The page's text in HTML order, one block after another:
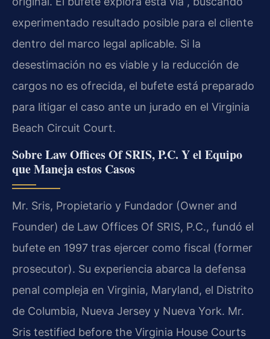
experimentado resultado posible para el cliente
dentro del marco legal aplicable. Si la
desestimación no es viable y la reducción de
cargos no es ofrecida, el bufete está preparado
para litigar el caso ante un jurado en el Virginia
Beach Circuit Court.
Sobre Law Offices Of SRIS, P.C. Y el Equipo
que Maneja estos Casos
Mr. Sris, Propietario y Fundador (Owner and
Founder) de Law Offices Of SRIS, P.C., fundó el
bufete en 1997 tras ejercer como fiscal (former
prosecutor). Su experiencia abarca la defensa
penal compleja en Virginia, Maryland, el Distrito
de Columbia, Nueva Jersey y Nueva York. Mr.
Sris testified before the Virginia House Courts